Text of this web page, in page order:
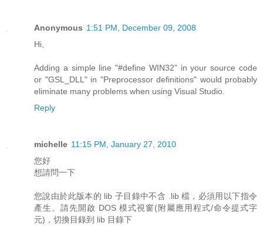
Anonymous 1:51 PM, December 09, 2008
Hi,
Adding a simple line "#define WIN32" in your source code
or "GSL_DLL" in "Preprocessor definitions" would probably
eliminate many problems when using Visual Studio.
Reply
michelle 11:15 PM, January 27, 2010
您好
想請問一下
您說由於此版本的 lib 子目錄中不含 .lib 檔，必須用以下指令
產生。請先開啟 DOS 模式視窗(附屬應用程式/命令提式字
元)，切換目錄到 lib 目錄下